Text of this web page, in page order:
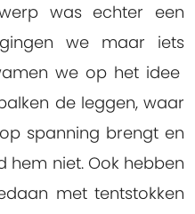
was echter een
we maar iets
we op het idee
de leggen, waar
spanning brengt en
hem niet. Ook hebben
met tentstokken